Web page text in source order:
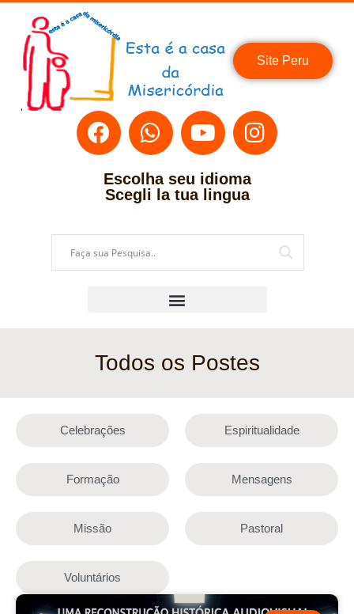
Site Peru
Escolha seu idioma
Scegli la tua lingua
Todos os Postes
Celebrações Espiritualidade
Formação Mensagens
Missão Pastoral
Voluntários